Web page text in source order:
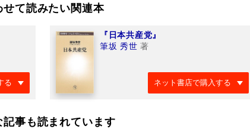
せて読みたい関連本
る
『日本共産党』
筆坂 秀世 著
ネット書店で購入する
記事も読まれています